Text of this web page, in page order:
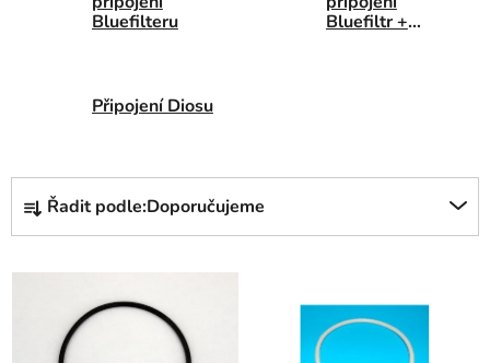
Bluefilteru
Bluefiltr +
Připojení Diosu
Ř
z
e
Řadit podle:Doporučujeme
V